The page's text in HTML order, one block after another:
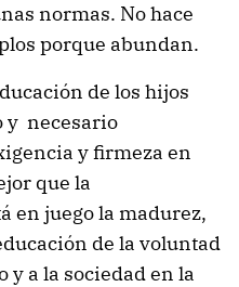
normas. No hace
porque abundan.
de los hijos
y necesario
y firmeza en
que la
en juego la madurez,
de la voluntad
y a la sociedad en la